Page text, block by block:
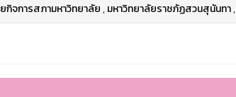
กิจการสภามหาวิทยาลัย,มหาวิทยาลัยราชภัฏสวนสุนันทา,